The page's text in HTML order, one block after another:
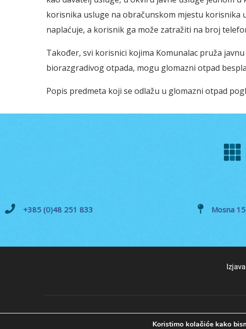
korisnika usluge na obračunskom mjestu korisnika
naplaćuje, a korisnik ga može zatražiti na broj
Također, svi korisnici kojima Komunalac pruža
biorazgradivog otpada, mogu glomazni otpad
Popis predmeta koji se odlažu u glomazni otpad
+385 (0)48 251 833 Mosna
Koristimo kolačiće kako